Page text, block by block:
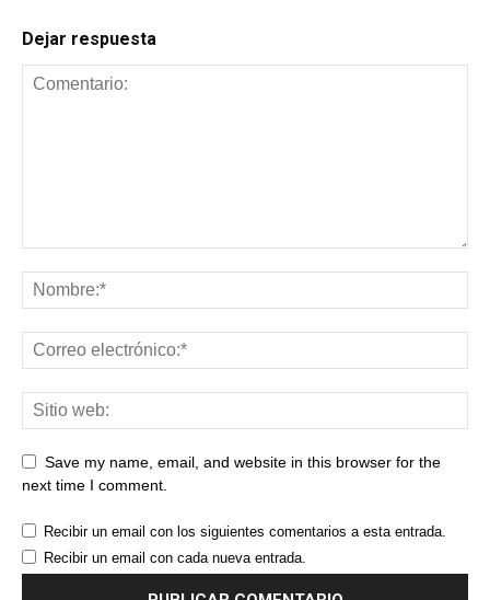
Dejar respuesta
Save my name, email, and website in this browser for the
next time I comment.
Recibir un email con los siguientes comentarios a esta entrada.
Recibir un email con cada nueva entrada.